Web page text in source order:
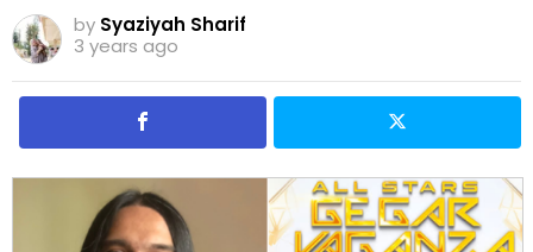
by Syaziyah Sharif
3 years ago